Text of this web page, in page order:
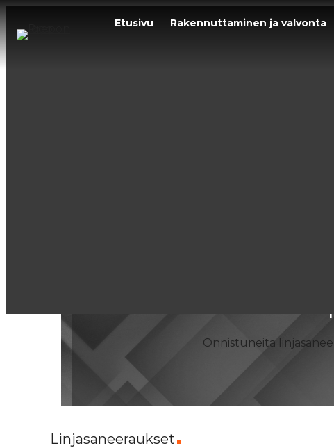
Siirry
sisältöön
Etusivu Rakennuttaminen ja valvonta
Onnistuneita
Linjasaneeraukset